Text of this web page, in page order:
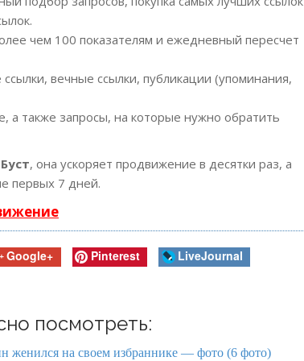
чем 100 показателям и ежедневный пересчет
вечные ссылки, публикации (упоминания,
а также запросы, на которые нужно обратить
Буст, она ускоряет продвижение в десятки раз, а
первых 7 дней.
Google+ Pinterest LiveJournal
посмотреть:
женился на своем избраннике — фото (6 фото)